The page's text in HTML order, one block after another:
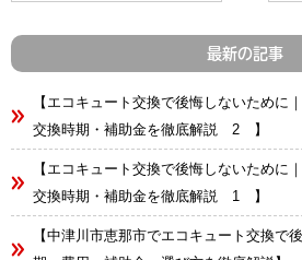
最新の記事
【エコキュート交換で後悔しないために
交換時期・補助金を徹底解説 2 】
【エコキュート交換で後悔しないために
交換時期・補助金を徹底解説 1 】
【中津川市恵那市でエコキュート交換で